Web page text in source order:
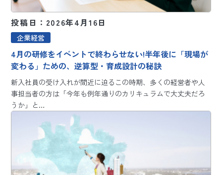
投稿日：2026年4月16日
企業経営
4月の研修をイベントで終わらせない!半年後に「現場が
変わる」ための、逆算型・育成設計の秘訣
新入社員の受け入れが間近に迫るこの時期、多くの経営者や人
事担当者の方は「今年も例年通りのカリキュラムで大丈夫だろ
うか」と…